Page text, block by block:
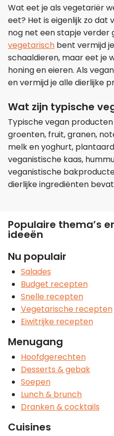
Wat eet je als vegetariër
eet? Het is eigenlijk zo
nog net een stapje verder
vegetarisch bent vermijd
schaaldieren, maar eet je
honing en eieren. Als
en vermijd je alle dierlijke
Wat zijn typische
Typische vegan
groenten, fruit, granen,
melk en yoghurt,
veganistische kaas,
veganistische
dierlijke ingrediënten
Populaire thema’s
ideeën
Nu populair
Salades
Budget recepten
Snelle recepten
Vegetarische recepten
Eiwitrijke recepten
Menugang
Hoofdgerechten
Desserts & gebak
Soepen
Lunch & brunch
Dranken & cocktails
Cuisines